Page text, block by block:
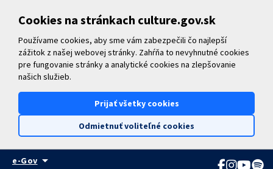
Cookies na stránkach culture.gov.sk
Používame cookies, aby sme vám zabezpečili čo najlepší
zážitok z našej webovej stránky. Zahŕňa to nevyhnutné cookies
pre fungovanie stránky a analytické cookies na zlepšovanie
našich služieb.
Prijať všetky cookies
Odmietnuť voliteľné cookies
e-Govarrow_drop_down